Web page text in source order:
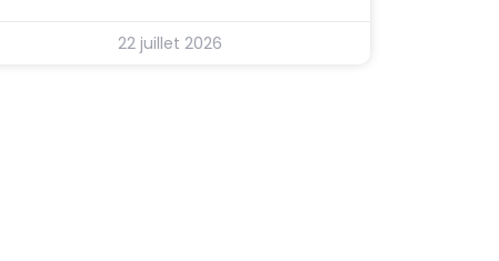
22 juillet 2026